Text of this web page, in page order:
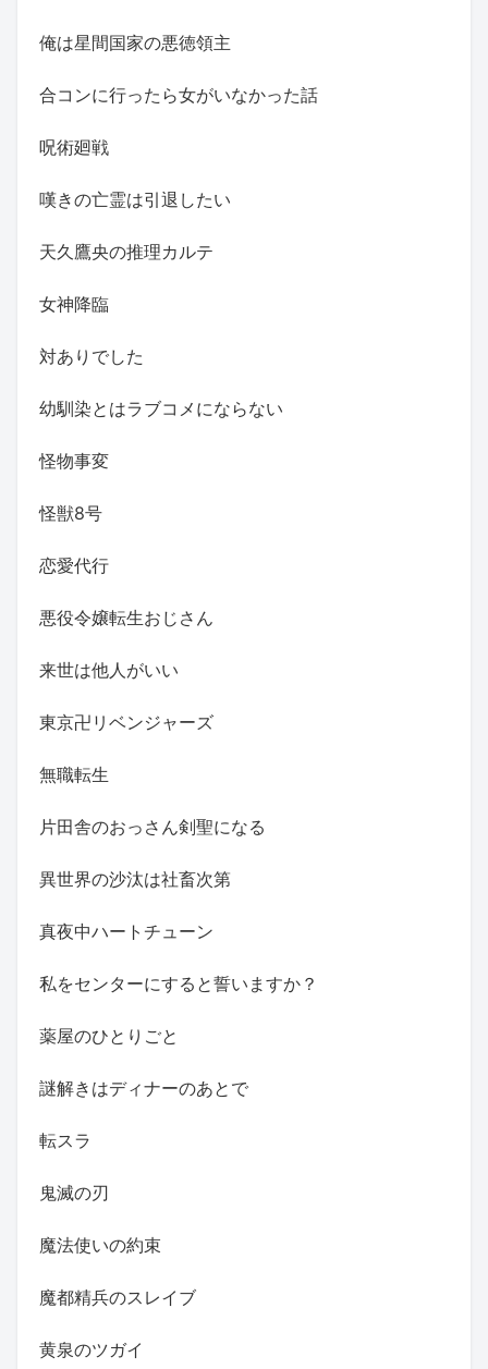
俺は星間国家の悪徳領主
合コンに行ったら女がいなかった話
呪術廻戦
嘆きの亡霊は引退したい
天久鷹央の推理カルテ
女神降臨
対ありでした
幼馴染とはラブコメにならない
怪物事変
怪獣8号
恋愛代行
悪役令嬢転生おじさん
来世は他人がいい
東京卍リベンジャーズ
無職転生
片田舎のおっさん剣聖になる
異世界の沙汰は社畜次第
真夜中ハートチューン
私をセンターにすると誓いますか？
薬屋のひとりごと
謎解きはディナーのあとで
転スラ
鬼滅の刃
魔法使いの約束
魔都精兵のスレイブ
黄泉のツガイ